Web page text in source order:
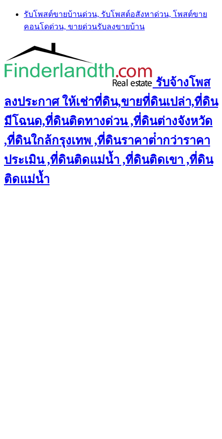
Skip
content
รับโพสต์ขายบ้านด่วน, รับโพสต์อสังหาด่วน, โพสต์ขาย
คอนโดด่วน, ขายด่วนรับลงขายบ้าน
รับจ้างโพส
ลงประกาศ ให้เช่าที่ดิน,ขายที่ดินเปล่า,ที่ดิน
มีโฉนด,ที่ดินติดทางด่วน ,ที่ดินต่างจังหวัด
,ที่ดินใกล้กรุงเทพ ,ที่ดินราคาต่ํากว่าราคา
ประเมิน ,ที่ดินติดแม่น้ำ ,ที่ดินติดเขา ,ที่ดิน
ติดแม่น้ำ